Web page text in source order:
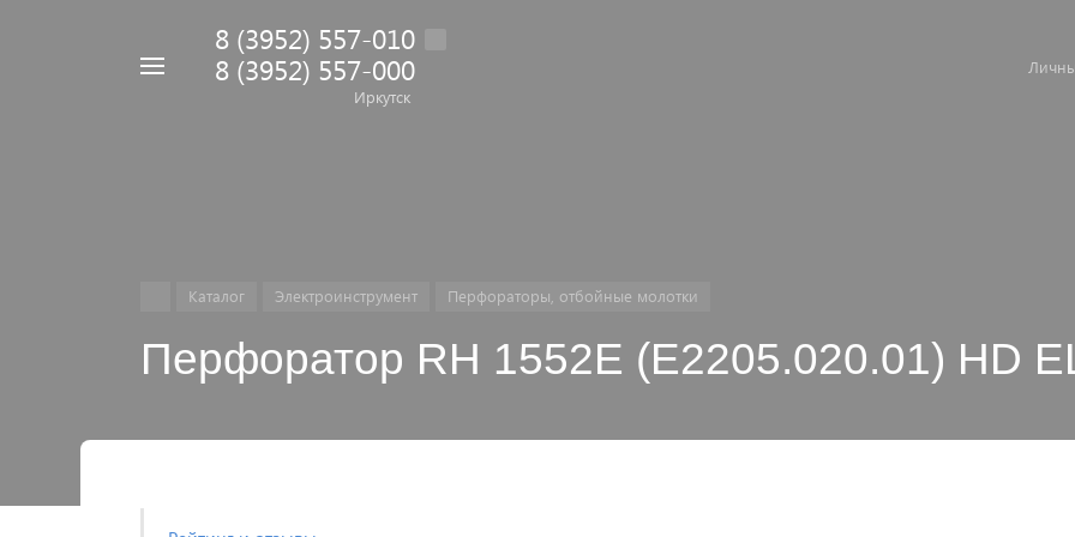
8 (3952) 557-010
8 (3952) 557-000
Иркутск
Каталог Электроинструмент Перфораторы, отбойные молотки
Перфоратор RH 1552E (E2205.020.01) HD